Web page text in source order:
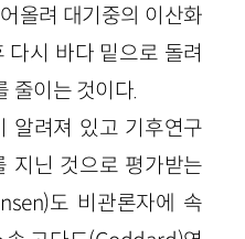
올려 대기중의 이산화
다시 바다 밑으로 돌려
줄이는 것이다.
알려져 있고 기후연구
지닌 것으로 평가받는
도 비관론자에 속